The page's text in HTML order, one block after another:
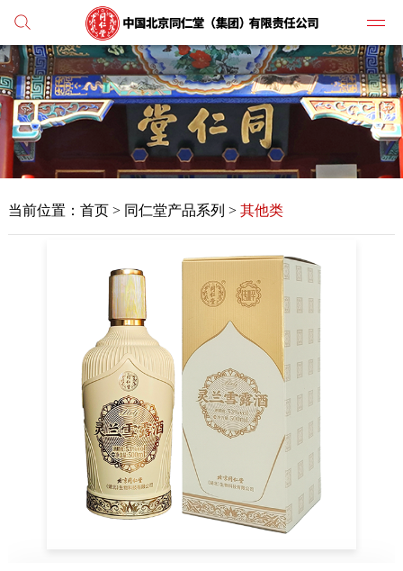
党建
人才
当前位置： 首页> 同仁堂产品系列 > 其他类